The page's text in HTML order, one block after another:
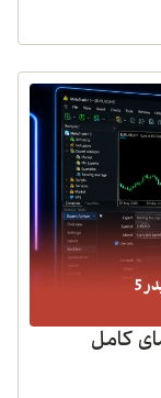
5؛ راهنمای کامل